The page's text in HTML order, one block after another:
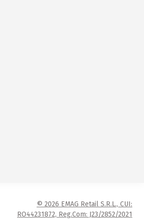
© 2026 EMAG Retail S.R.L., CUI:
RO44231872, Reg.Com: J23/2852/2021